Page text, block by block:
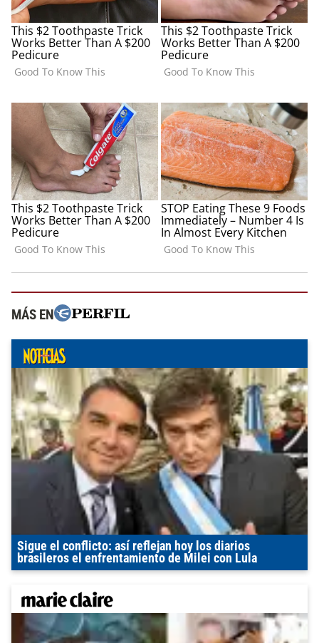
MÁS EN
Sigue el conflicto: así reflejan hoy los diarios
brasileros el enfrentamiento de Milei con Lula